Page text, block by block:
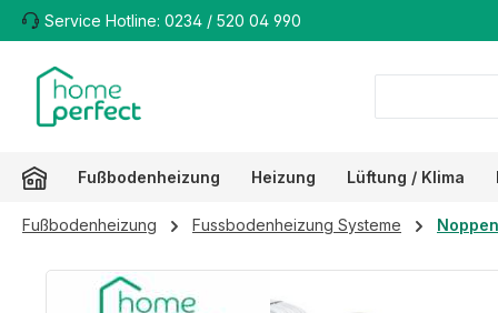
Hauptinhalt springen
Zur Suche springen
Zur Hauptnavigation springen
Service Hotline: 0234 / 520 04 990
Fußbodenheizung Heizung Lüftung / Klima
Fußbodenheizung Fussbodenheizung Systeme
Bildergalerie überspringen